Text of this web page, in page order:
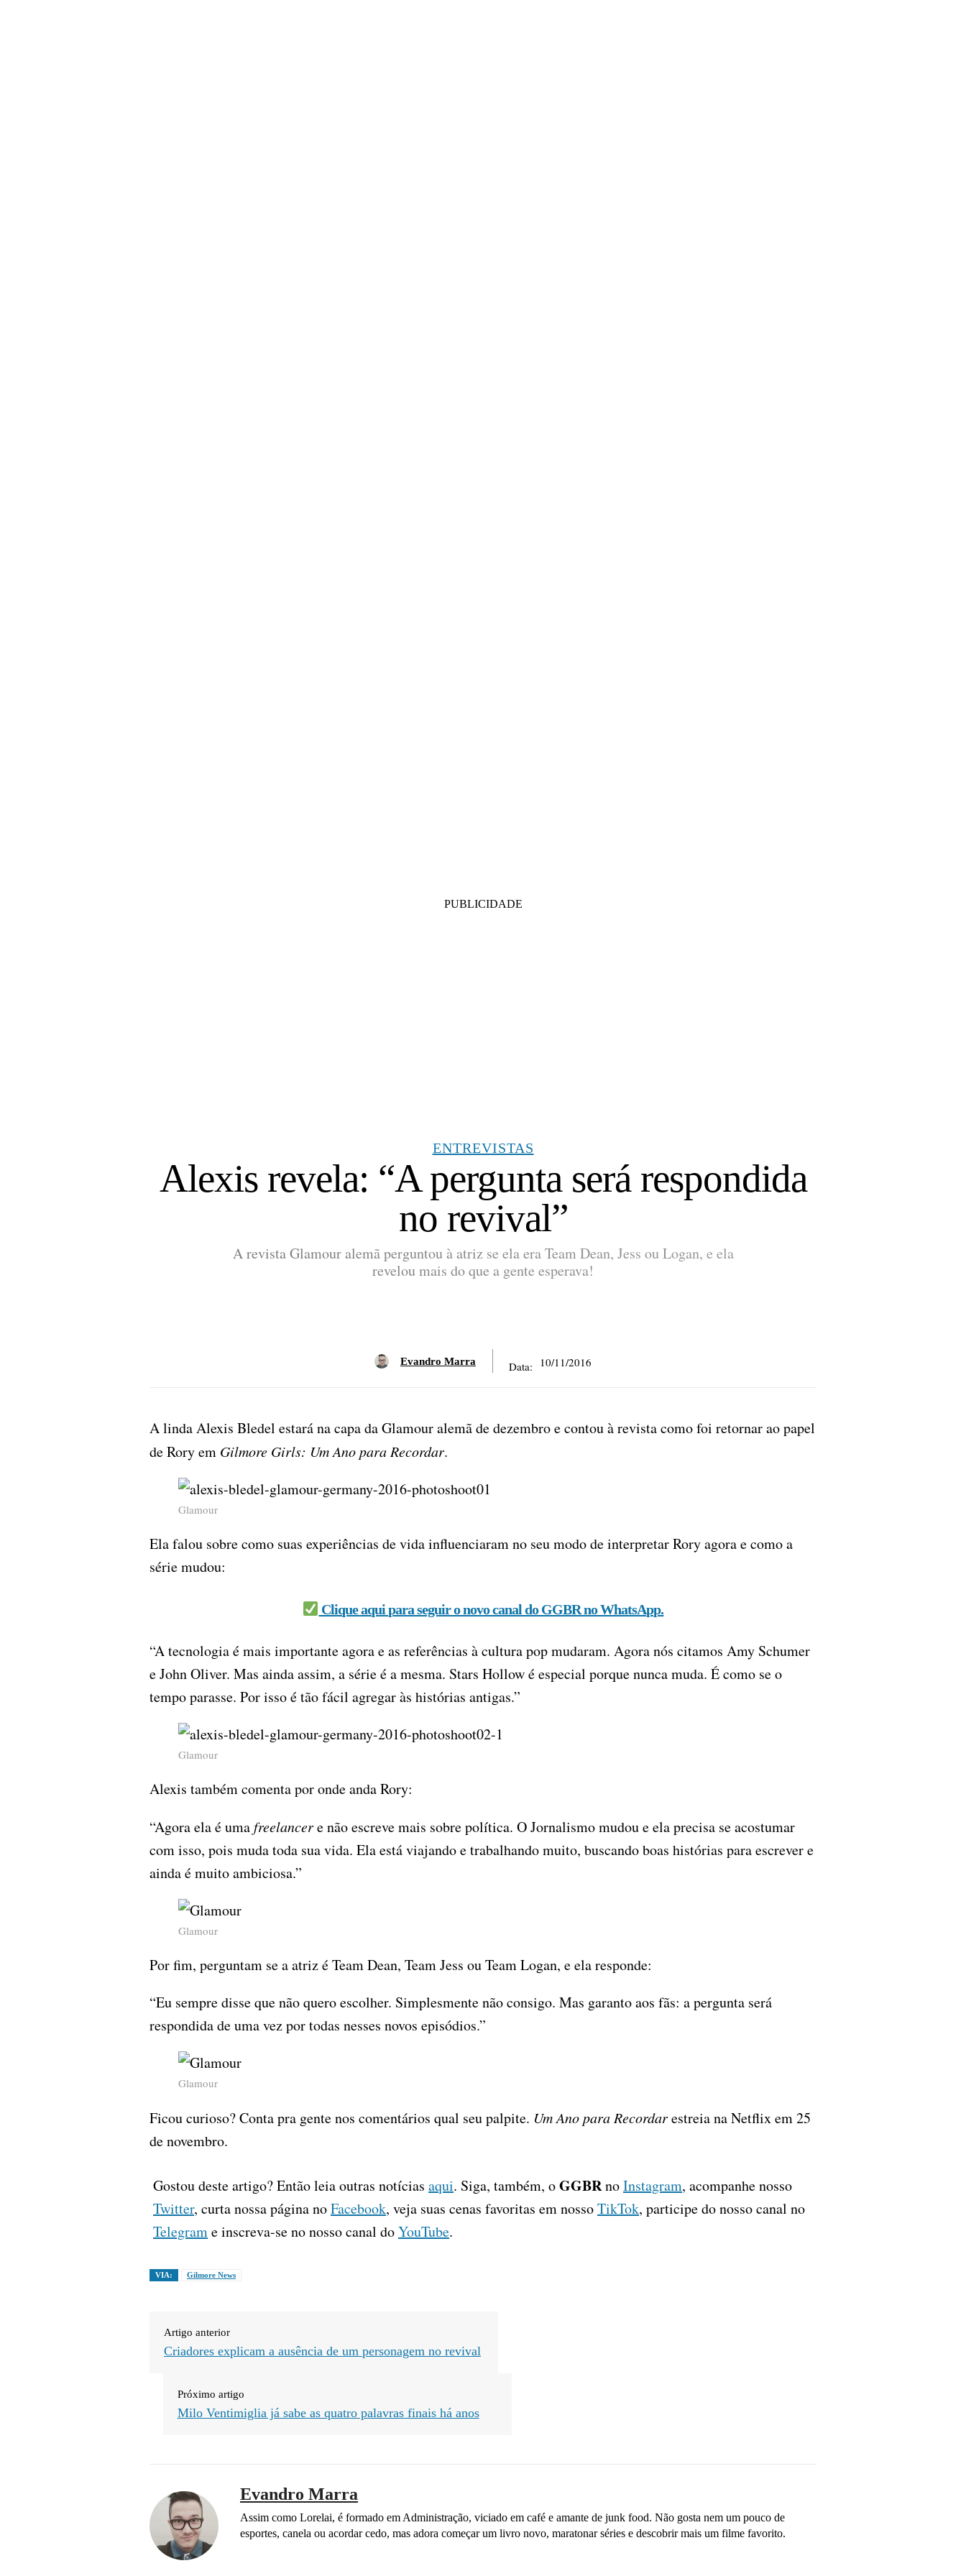
PUBLICIDADE
ENTREVISTAS
Alexis revela: “A pergunta será respondida
no revival”
A revista Glamour alemã perguntou à atriz se ela era Team Dean, Jess ou Logan, e ela
revelou mais do que a gente esperava!
Evandro Marra Data: 10/11/2016
A linda Alexis Bledel estará na capa da Glamour alemã de dezembro e contou à revista como foi retornar ao papel
de Rory em Gilmore Girls: Um Ano para Recordar.
Glamour
Ela falou sobre como suas experiências de vida influenciaram no seu modo de interpretar Rory agora e como a
série mudou:
Clique aqui para seguir o novo canal do GGBR no WhatsApp.
“A tecnologia é mais importante agora e as referências à cultura pop mudaram. Agora nós citamos Amy Schumer
e John Oliver. Mas ainda assim, a série é a mesma. Stars Hollow é especial porque nunca muda. É como se o
tempo parasse. Por isso é tão fácil agregar às histórias antigas.”
Glamour
Alexis também comenta por onde anda Rory:
“Agora ela é umafreelancere não escreve mais sobre política. O Jornalismo mudou e ela precisa se acostumar
com isso, pois muda toda sua vida. Ela está viajando e trabalhando muito, buscando boas histórias para escrever e
ainda é muito ambiciosa.”
Glamour
Por fim, perguntam se a atriz é Team Dean, Team Jess ou Team Logan, e ela responde:
“Eu sempre disse que não quero escolher. Simplesmente não consigo. Mas garanto aos fãs: a pergunta será
respondida de uma vez por todas nesses novos episódios.”
Glamour
Ficou curioso? Conta pra gente nos comentários qual seu palpite. Um Ano para Recordarestreia na Netflix em 25
de novembro.
Gostou deste artigo? Então leia outras notícias aqui. Siga, também, oGGBRnoInstagram, acompanhe nosso
Twitter, curta nossa página noFacebook, veja suas cenas favoritas em nossoTikTok, participe do nosso canal no
Telegrame inscreva-se no nosso canal doYouTube.
VIA: Gilmore News
Artigo anterior
Criadores explicam a ausência de um personagem no revival
Próximo artigo
Milo Ventimiglia já sabe as quatro palavras finais há anos
Evandro Marra
Assim como Lorelai, é formado em Administração, viciado em café e amante de junk food. Não gosta nem um pouco de
esportes, canela ou acordar cedo, mas adora começar um livro novo, maratonar séries e descobrir mais um filme favorito.